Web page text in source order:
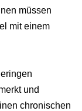
müssen
mit einem
und
chronischen